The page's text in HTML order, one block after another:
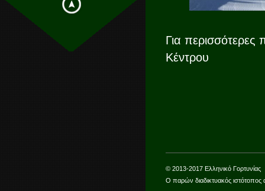
Για περισσότερες
Κέντρου
© 2013-2017 Ελληνικό Γορτυνίας
Ο παρών διαδικτυακός